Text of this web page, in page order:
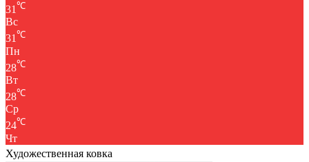
31 ℃
Вс
31℃
Пн
28℃
Вт
28℃
Ср
24℃
Чт
Художественная ковка